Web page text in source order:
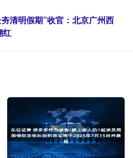
清明假期”收官：北京广州西
红